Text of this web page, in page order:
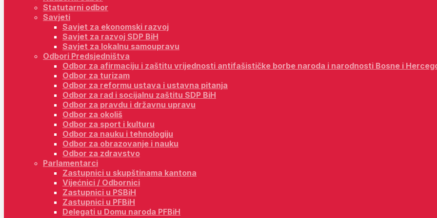
Statutarni odbor
Savjeti
Savjet za ekonomski razvoj
Savjet za razvoj SDP BiH
Savjet za lokalnu samoupravu
Odbori Predsjedništva
Odbor za afirmaciju i zaštitu vrijednosti antifašističke borbe naroda i narodnosti Bosne i
Odbor za turizam
Odbor za reformu ustava i ustavna pitanja
Odbor za rad i socijalnu zaštitu SDP BiH
Odbor za pravdu i državnu upravu
Odbor za okoliš
Odbor za sport i kulturu
Odbor za nauku i tehnologiju
Odbor za obrazovanje i nauku
Odbor za zdravstvo
Parlamentarci
Zastupnici u skupštinama kantona
Vijećnici / Odbornici
Zastupnici u PSBiH
Zastupnici u PFBiH
Delegati u Domu naroda PFBiH